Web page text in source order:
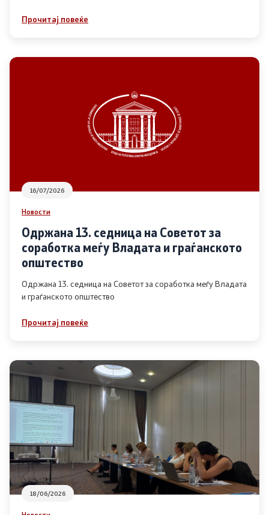
Извештаи
Список на ОЈИ
Контакт
Контакт
Линкови
Изјава за пристапност
Со еден клик до сите услуги
Прочитај повеќе
16/07/2026
Новости
Одржана 13. седница на Советот за
соработка меѓу Владата и граѓанското
општество
Одржана 13. седница на Советот за соработка меѓу Владата
и граѓанското општество
Прочитај повеќе
18/06/2026